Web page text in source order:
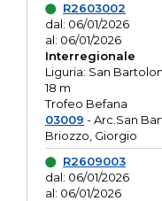
R2603002
dal: 06/01/2026
al: 06/01/2026
Interregionale
Liguria: San
18 m
Trofeo Befana
03009 - Arc.San
Briozzo, Giorgio
R2609003
dal: 06/01/2026
al: 06/01/2026